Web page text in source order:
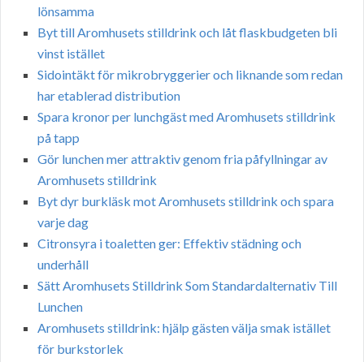
lönsamma
Byt till Aromhusets stilldrink och låt flaskbudgeten bli
vinst istället
Sidointäkt för mikrobryggerier och liknande som redan
har etablerad distribution
Spara kronor per lunchgäst med Aromhusets stilldrink
på tapp
Gör lunchen mer attraktiv genom fria påfyllningar av
Aromhusets stilldrink
Byt dyr burkläsk mot Aromhusets stilldrink och spara
varje dag
Citronsyra i toaletten ger: Effektiv städning och
underhåll
Sätt Aromhusets Stilldrink Som Standardalternativ Till
Lunchen
Aromhusets stilldrink: hjälp gästen välja smak istället
för burkstorlek